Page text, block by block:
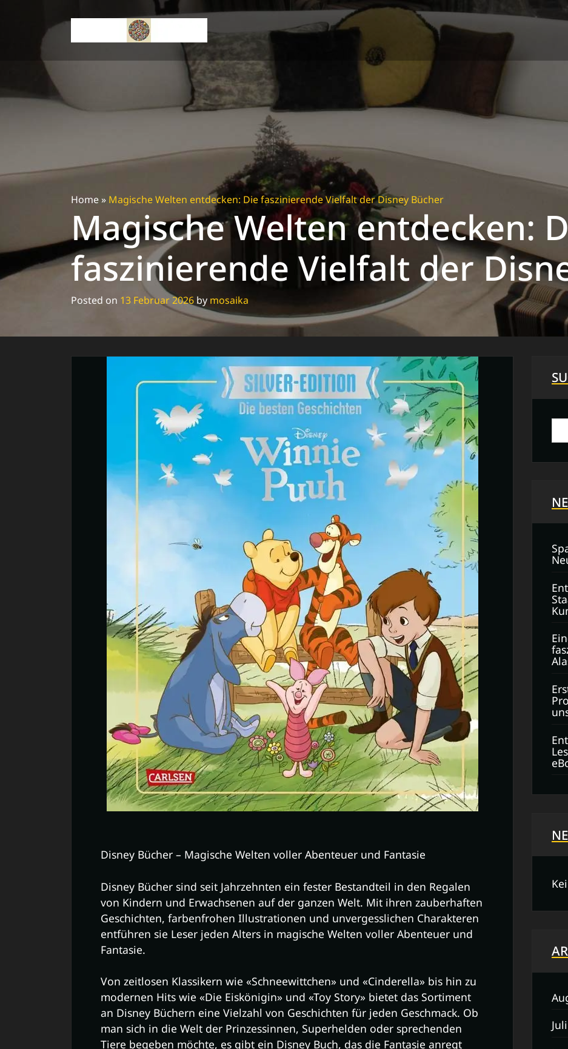
Home » Magische Welten entdecken: Die faszinierende Vielfalt der Disney Bücher
Magische Welten entdecken:
faszinierende Vielfalt der
Posted on 13 Februar 2026 by mosaika
Disney Bücher – Magische Welten voller Abenteuer und Fantasie
Disney Bücher sind seit Jahrzehnten ein fester Bestandteil in den Regalen
von Kindern und Erwachsenen auf der ganzen Welt. Mit ihren zauberhaften
Geschichten, farbenfrohen Illustrationen und unvergesslichen Charakteren
entführen sie Leser jeden Alters in magische Welten voller Abenteuer und
Fantasie.
Von zeitlosen Klassikern wie «Schneewittchen» und «Cinderella» bis hin zu
modernen Hits wie «Die Eiskönigin» und «Toy Story» bietet das Sortiment
an Disney Büchern eine Vielzahl von Geschichten für jeden Geschmack. Ob
man sich in die Welt der Prinzessinnen, Superhelden oder sprechenden
Tiere begeben möchte, es gibt ein Disney Buch, das die Fantasie anregt